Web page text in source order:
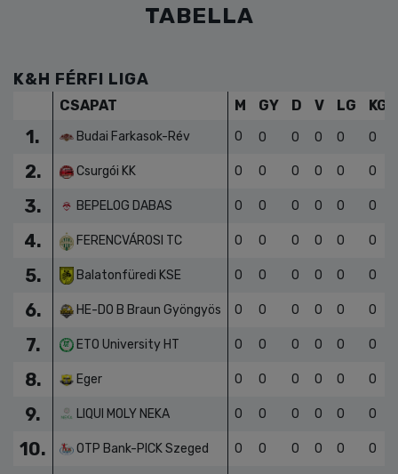
CSAPAT M GY D V LG KG
1. Budai Farkasok-Rév 0 0 0 0 0 0
2. Csurgói KK 0 0 0 0 0 0
3. BEPELOG DABAS 0 0 0 0 0 0
4. FERENCVÁROSI TC 0 0 0 0 0 0
5. Balatonfüredi KSE 0 0 0 0 0 0
6. HE-DO B Braun Gyöngyös 0 0 0 0 0 0
7. ETO University HT 0 0 0 0 0 0
8. Eger 0 0 0 0 0 0
9. LIQUI MOLY NEKA 0 0 0 0 0 0